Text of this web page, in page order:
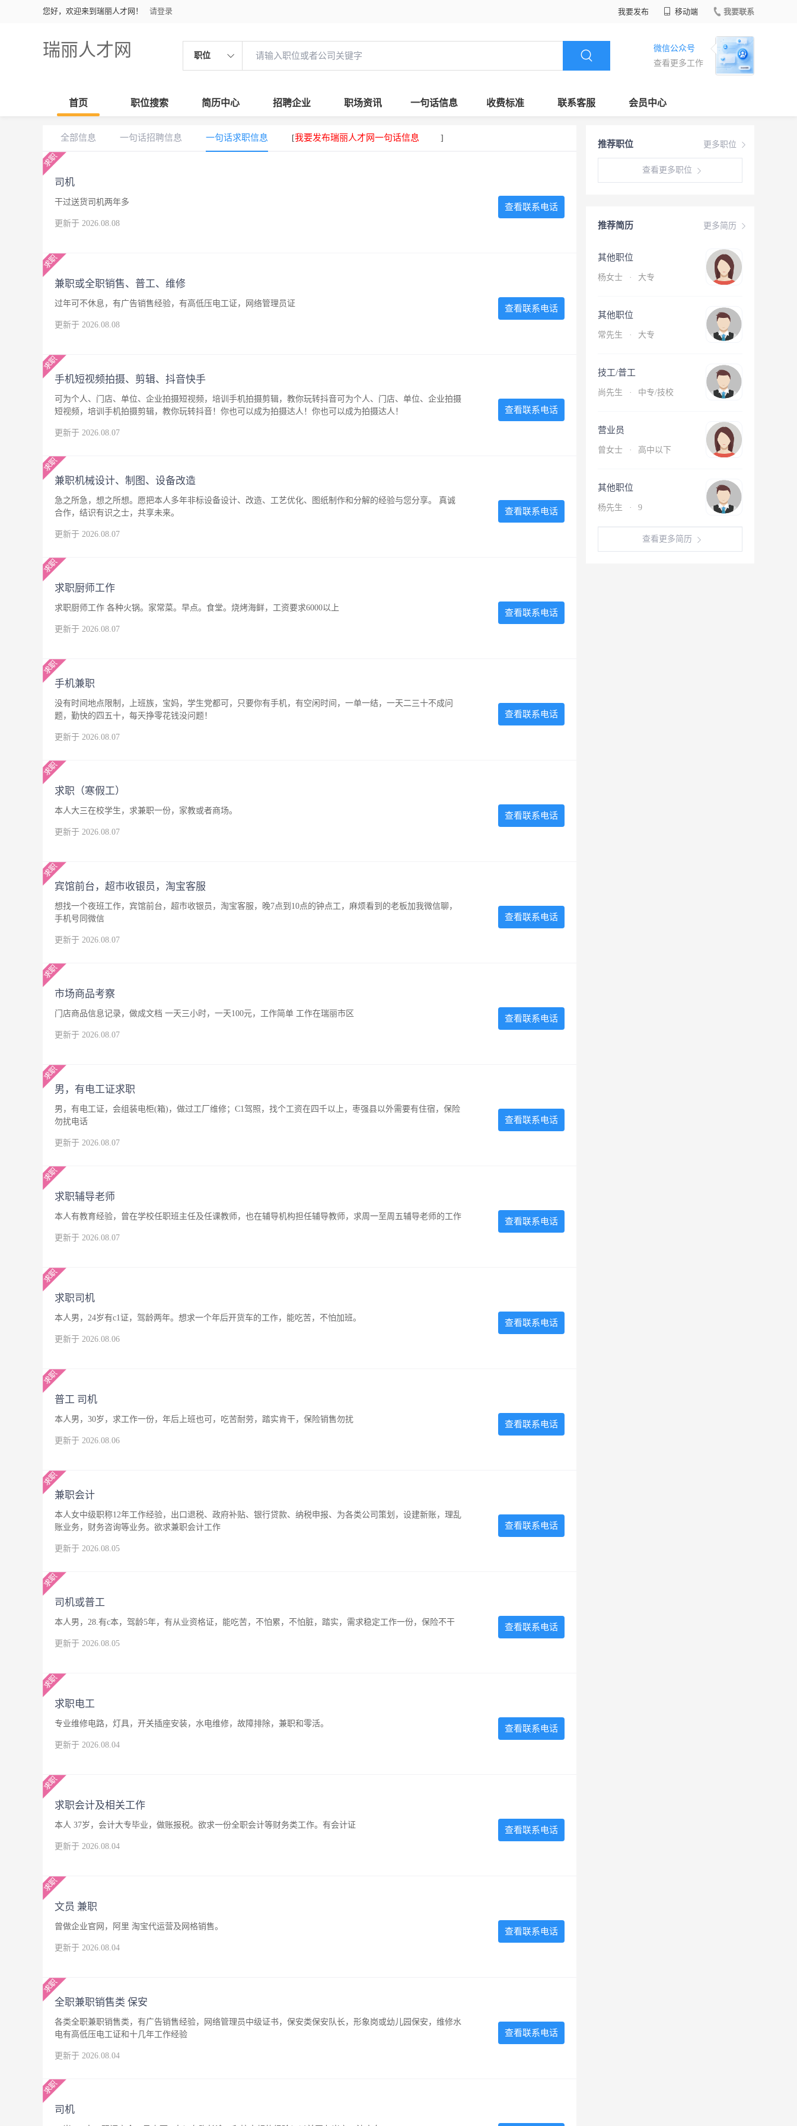
您好，欢迎来到瑞丽人才网！ 请登录 我要发布 移动端 我要联系
瑞丽人才网 职位
微信公众号
查看更多工作
首页 职位搜索 简历中心 招聘企业 职场资讯 一句话信息 收费标准 联系客服 会员中心
更多职位
推荐职位
查看更多职位
更多简历
推荐简历
其他职位
杨女士 · 大专
其他职位
常先生 · 大专
技工/普工
尚先生 · 中专/技校
营业员
曾女士 · 高中以下
其他职位
杨先生 · 9
查看更多简历
全部信息 一句话招聘信息 一句话求职信息 [我要发布瑞丽人才网一句话信息 ]
司机
干过送货司机两年多
更新于 2026.08.08
查看联系电话
兼职或全职销售、普工、维修
过年可不休息，有广告销售经验，有高低压电工证，网络管理员证
更新于 2026.08.08
查看联系电话
手机短视频拍摄、剪辑、抖音快手
可为个人、门店、单位、企业拍摄短视频，培训手机拍摄剪辑，教你玩转抖音可为个人、门店、单位、企业拍摄
短视频，培训手机拍摄剪辑，教你玩转抖音！你也可以成为拍摄达人！你也可以成为拍摄达人！
更新于 2026.08.07
查看联系电话
兼职机械设计、制图、设备改造
急之所急，想之所想。愿把本人多年非标设备设计、改造、工艺优化、图纸制作和分解的经验与您分享。 真诚
合作，结识有识之士，共享未来。
更新于 2026.08.07
查看联系电话
求职厨师工作
求职厨师工作 各种火锅。家常菜。早点。食堂。烧烤海鲜，工资要求6000以上
更新于 2026.08.07
查看联系电话
手机兼职
没有时间地点限制，上班族，宝妈，学生党都可，只要你有手机，有空闲时间，一单一结，一天二三十不成问
题，勤快的四五十，每天挣零花钱没问题！
更新于 2026.08.07
查看联系电话
求职（寒假工）
本人大三在校学生，求兼职一份，家教或者商场。
更新于 2026.08.07
查看联系电话
宾馆前台，超市收银员，淘宝客服
想找一个夜班工作，宾馆前台，超市收银员，淘宝客服，晚7点到10点的钟点工，麻烦看到的老板加我微信聊，
手机号同微信
更新于 2026.08.07
查看联系电话
市场商品考察
门店商品信息记录，做成文档 一天三小时，一天100元，工作简单 工作在瑞丽市区
更新于 2026.08.07
查看联系电话
男，有电工证求职
男，有电工证，会组装电柜(箱)，做过工厂维修；C1驾照，找个工资在四千以上，枣强县以外需要有住宿，保险
勿扰电话
更新于 2026.08.07
查看联系电话
求职辅导老师
本人有教育经验，曾在学校任职班主任及任课教师，也在辅导机构担任辅导教师，求周一至周五辅导老师的工作
更新于 2026.08.07
查看联系电话
求职司机
本人男，24岁有c1证，驾龄两年。想求一个年后开货车的工作，能吃苦，不怕加班。
更新于 2026.08.06
查看联系电话
普工 司机
本人男，30岁，求工作一份，年后上班也可，吃苦耐劳，踏实肯干，保险销售勿扰
更新于 2026.08.06
查看联系电话
兼职会计
本人女中级职称12年工作经验，出口退税、政府补贴、银行贷款、纳税申报、为各类公司策划，设建新账，理乱
账业务，财务咨询等业务。欲求兼职会计工作
更新于 2026.08.05
查看联系电话
司机或普工
本人男，28.有c本，驾龄5年，有从业资格证，能吃苦，不怕累，不怕脏，踏实，需求稳定工作一份，保险不干
更新于 2026.08.05
查看联系电话
求职电工
专业维修电路，灯具，开关插座安装，水电维修，故障排除，兼职和零活。
更新于 2026.08.04
查看联系电话
求职会计及相关工作
本人 37岁，会计大专毕业，做账报税。欲求一份全职会计等财务类工作。有会计证
更新于 2026.08.04
查看联系电话
文员 兼职
曾做企业官网，阿里 淘宝代运营及网格销售。
更新于 2026.08.04
查看联系电话
全职兼职销售类 保安
各类全职兼职销售类，有广告销售经验，网络管理员中级证书，保安类保安队长，形象岗或幼儿园保安，维修水
电有高低压电工证和十几年工作经验
更新于 2026.08.04
查看联系电话
司机